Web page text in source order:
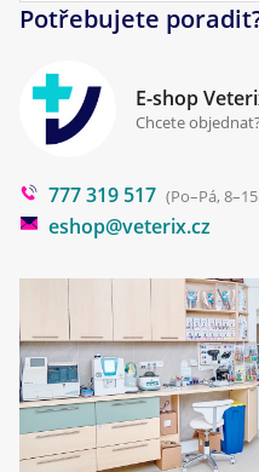
Reklamace a vrácení
Cookies a podmínky
Klinika Prostějov
Poradna
Blog
Potřebujete
E-shop
Chcete
777 319 517 (Po–Pá,
eshop@veterix.cz